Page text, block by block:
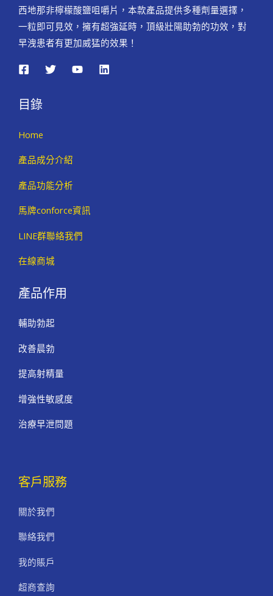
西地那非檸檬酸鹽咀嚼片，本款產品提供多種劑量選擇，
一粒即可見效，擁有超強延時，頂級壯陽助勃的功效，對
早洩患者有更加威猛的效果！
目錄
Home
產品成分介紹
產品功能分析
馬牌conforce資訊
LINE群聯絡我們
在線商城
產品作用
輔助勃起
改善晨勃
提高射精量
增強性敏感度
治療早泄問題
客戶服務
關於我們
聯絡我們
我的賬戶
超商查詢